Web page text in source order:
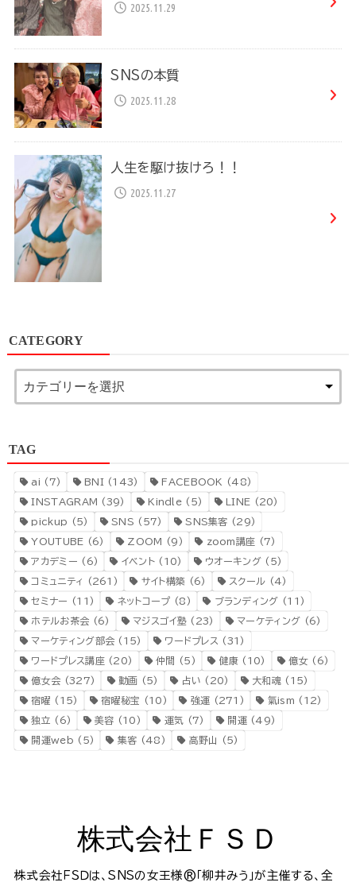
2025.11.29
SNSの本質
2025.11.28
人生を駆け抜けろ！！
2025.11.27
CATEGORY
TAG
ai (7) BNI(143) FACEBOOK (48)
INSTAGRAM (39) Kindle (5) LINE (20)
pickup (5) SNS (57) SNS集客 (29)
YOUTUBE (6) ZOOM (9) zoom講座 (7)
アカデミー (6) イベント (10) ウオーキング (5)
コミュニティ (261) サイト構築 (6) スクール (4)
セミナー (11) ネットコープ (8) ブランディング (11)
ホテルお茶会 (6) マジスゴイ塾(23) マーケティング (6)
マーケティング部会 (15) ワードプレス (31)
ワードプレス講座(20) 仲間 (5) 健康 (10) 億女(6)
億女会 (327) 動画 (5) 占い (20) 大和魂 (15)
宿曜 (15) 宿曜秘宝 (10) 強運 (271) 氣ism (12)
独立 (6) 美容 (10) 運気 (7) 開運(49)
開運web (5) 集客 (48) 高野山 (5)
株式会社ＦＳＤ
株式会社ＦＳＤは、SNSの女王様®️「柳井みう」が主催する、全